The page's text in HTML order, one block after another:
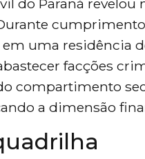
do Paraná
uma residência
facções
compartimento
a dimensão